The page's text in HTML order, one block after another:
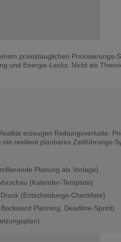
praxistauglichen Priorisierungs-
und Energie-Lecks. Nicht als
erzeugen Reibungsverluste:
resilient planbares Zeitführungs-
Planung als Vorlage)
(Kalender-Template)
(Entscheidungs-Checkliste)
Planning, Deadline-Sprint)